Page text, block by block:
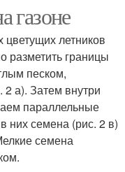
газоне
летников
разметить границы
песком,
а). Затем внутри
параллельные
них семена (рис. 2 в)
семена